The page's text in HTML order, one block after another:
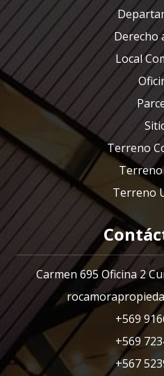
Derecho
Local
Terreno
Terreno
Carmen 695 Oficina 2
+569
+569
+567